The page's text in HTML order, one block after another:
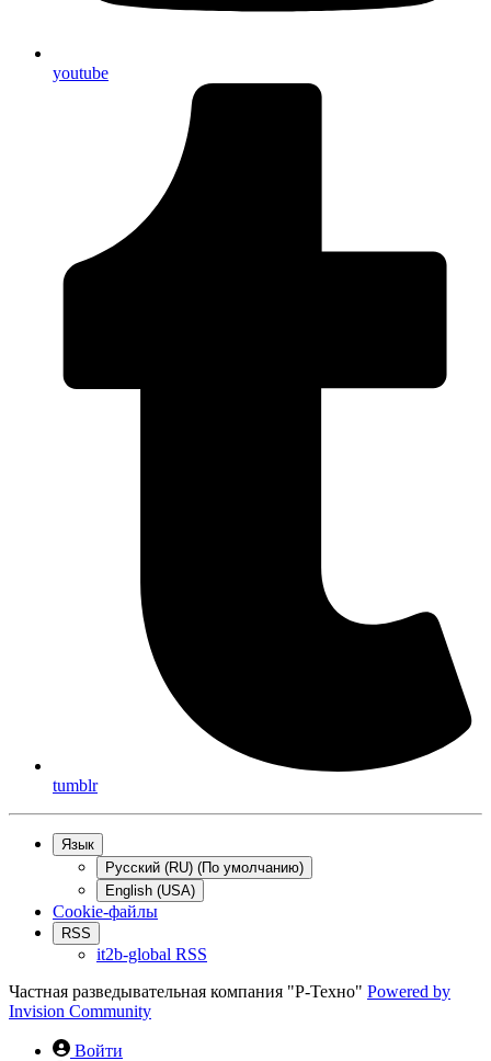
youtube
tumblr
Язык
Русский (RU) (По умолчанию)
English (USA)
Cookie-файлы
RSS
it2b-global RSS
Частная разведывательная компания "Р-Техно" Powered by
Invision Community
Войти